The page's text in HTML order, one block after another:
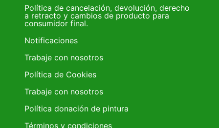
Política de cancelación, devolución, derecho
a retracto y cambios de producto para
consumidor final.
Notificaciones
Trabaje con nosotros
Política de Cookies
Trabaje con nosotros
Política donación de pintura
Términos y condiciones